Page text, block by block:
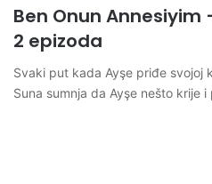
Ben Onun
2 epizoda
Svaki put kada Ayşe priđe svojoj
Suna sumnja da Ayşe nešto krije